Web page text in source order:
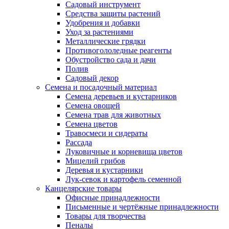
Садовый инструмент
Средства защиты растений
Удобрения и добавки
Уход за растениями
Металлические грядки
Противогололедные реагенты
Обустройство сада и дачи
Полив
Садовый декор
Семена и посадочный материал
Семена деревьев и кустарников
Семена овощей
Семена трав для животных
Семена цветов
Травосмеси и сидераты
Рассада
Луковичные и корневища цветов
Мицелий грибов
Деревья и кустарники
Лук-севок и картофель семенной
Канцелярские товары
Офисные принадлежности
Письменные и чертёжные принадлежности
Товары для творчества
Пеналы